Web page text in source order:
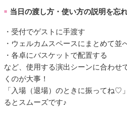
■ 当日の渡し方・使い方の説明を忘
・受付でゲストに手渡す
・ウェルカムスペースにまとめて並
・各卓にバスケットで配置する
など、使用する演出シーンに合わせ
くのが大事！
「入場（退場）のときに振ってね♡
るとスムーズです♪